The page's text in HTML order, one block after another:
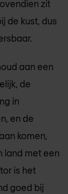
zit
de kust, dus
aan een
de
in
en de
komen,
land met een
is het
goed bij